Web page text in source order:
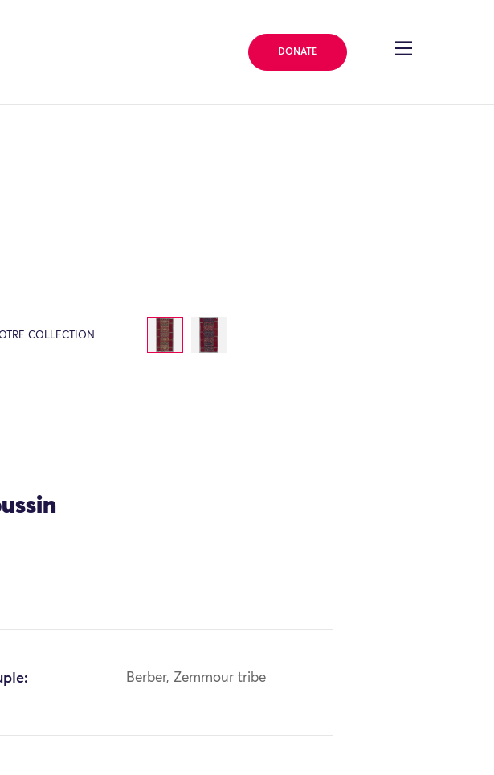
DONATE
COLLECTION
Berber, Zemmour tribe